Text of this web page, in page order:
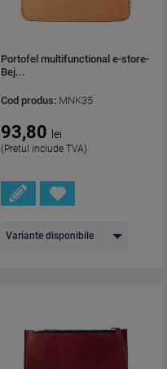
Portofel multifunctional e-store-
Bej...
Cod produs: MNK35
93,80 lei
(Pretul include TVA)
Variante disponibile